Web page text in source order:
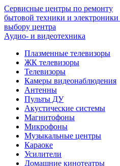
Сервисные центры по ремонту
бытовой техники и электроники
выбору центра
Аудио- и видеотехника
Плазменные телевизоры
ЖК телевизоры
Телевизоры
Камеры видеонаблюдения
Антенны
Пульты ДУ
Акустические системы
Магнитофоны
Микрофоны
Музыкальные центры
Караоке
Усилители
Домашние кинотеатры